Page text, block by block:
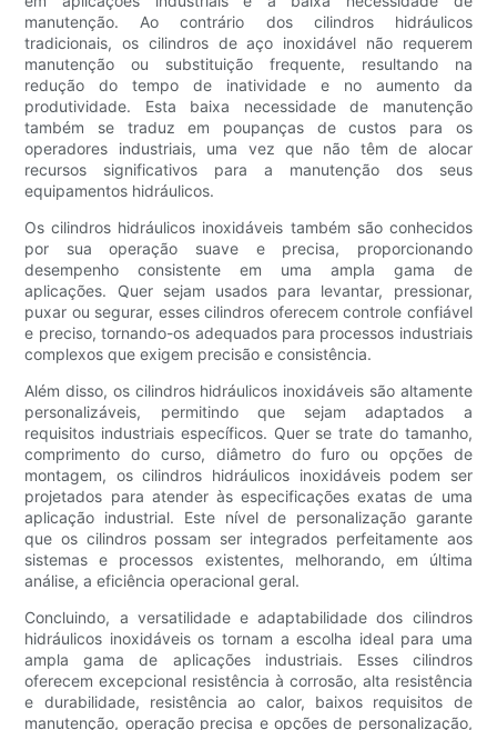
manutenção. Ao contrário dos cilindros hidráulicos
tradicionais, os cilindros de aço inoxidável não requerem
manutenção ou substituição frequente, resultando na
redução do tempo de inatividade e no aumento da
produtividade. Esta baixa necessidade de manutenção
também se traduz em poupanças de custos para os
operadores industriais, uma vez que não têm de alocar
recursos significativos para a manutenção dos seus
equipamentos hidráulicos.
Os cilindros hidráulicos inoxidáveis ​​também são conhecidos
por sua operação suave e precisa, proporcionando
desempenho consistente em uma ampla gama de
aplicações. Quer sejam usados ​​para levantar, pressionar,
puxar ou segurar, esses cilindros oferecem controle confiável
e preciso, tornando-os adequados para processos industriais
complexos que exigem precisão e consistência.
Além disso, os cilindros hidráulicos inoxidáveis ​​são altamente
personalizáveis, permitindo que sejam adaptados a
requisitos industriais específicos. Quer se trate do tamanho,
comprimento do curso, diâmetro do furo ou opções de
montagem, os cilindros hidráulicos inoxidáveis ​​podem ser
projetados para atender às especificações exatas de uma
aplicação industrial. Este nível de personalização garante
que os cilindros possam ser integrados perfeitamente aos
sistemas e processos existentes, melhorando, em última
análise, a eficiência operacional geral.
Concluindo, a versatilidade e adaptabilidade dos cilindros
hidráulicos inoxidáveis ​​os tornam a escolha ideal para uma
ampla gama de aplicações industriais. Esses cilindros
oferecem excepcional resistência à corrosão, alta resistência
e durabilidade, resistência ao calor, baixos requisitos de
manutenção, operação precisa e opções de personalização,